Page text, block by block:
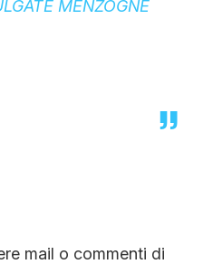
MENZOGNE
mail o commenti di